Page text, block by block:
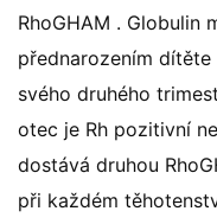
RhoGHAM . Globulin
přednarozením
svého druhého
otec je Rh pozitivní
dostává druhou
při každém